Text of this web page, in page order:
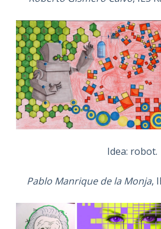
Idea: robot.
Pablo Manrique de la Monja,